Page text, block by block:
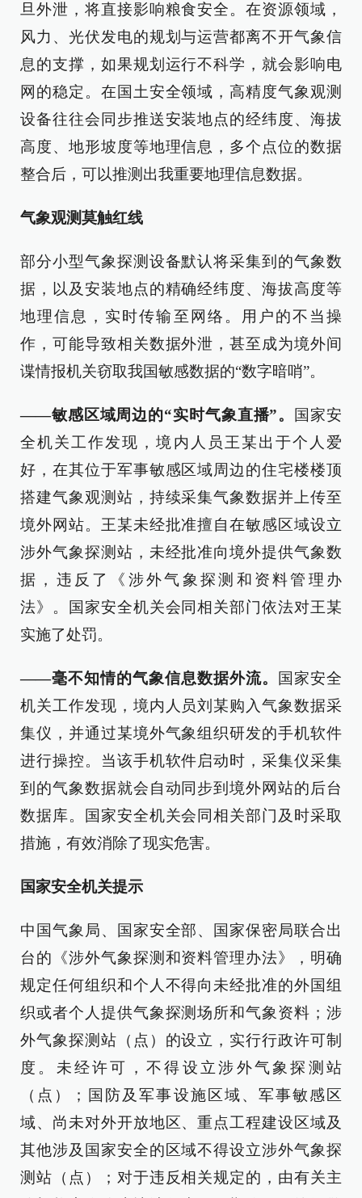
旦外泄，将直接影响粮食安全。在资源领域，
风力、光伏发电的规划与运营都离不开气象信
息的支撑，如果规划运行不科学，就会影响电
网的稳定。在国土安全领域，高精度气象观测
设备往往会同步推送安装地点的经纬度、海拔
高度、地形坡度等地理信息，多个点位的数据
整合后，可以推测出我重要地理信息数据。
气象观测莫触红线
部分小型气象探测设备默认将采集到的气象数
据，以及安装地点的精确经纬度、海拔高度等
地理信息，实时传输至网络。用户的不当操
作，可能导致相关数据外泄，甚至成为境外间
谍情报机关窃取我国敏感数据的“数字暗哨”。
——敏感区域周边的“实时气象直播”。
国家安
全机关工作发现，境内人员王某出于个人爱
好，在其位于军事敏感区域周边的住宅楼楼顶
搭建气象观测站，持续采集气象数据并上传至
境外网站。王某未经批准擅自在敏感区域设立
涉外气象探测站，未经批准向境外提供气象数
据，违反了《涉外气象探测和资料管理办
法》。国家安全机关会同相关部门依法对王某
实施了处罚。
——毫不知情的气象信息数据外流。
国家安全
机关工作发现，境内人员刘某购入气象数据采
集仪，并通过某境外气象组织研发的手机软件
进行操控。当该手机软件启动时，采集仪采集
到的气象数据就会自动同步到境外网站的后台
数据库。国家安全机关会同相关部门及时采取
措施，有效消除了现实危害。
国家安全机关提示
中国气象局、国家安全部、国家保密局联合出
台的《涉外气象探测和资料管理办法》，明确
规定任何组织和个人不得向未经批准的外国组
织或者个人提供气象探测场所和气象资料；涉
外气象探测站（点）的设立，实行行政许可制
度。未经许可，不得设立涉外气象探测站
（点）；国防及军事设施区域、军事敏感区
域、尚未对外开放地区、重点工程建设区域及
其他涉及国家安全的区域不得设立涉外气象探
测站（点）；对于违反相关规定的，由有关主